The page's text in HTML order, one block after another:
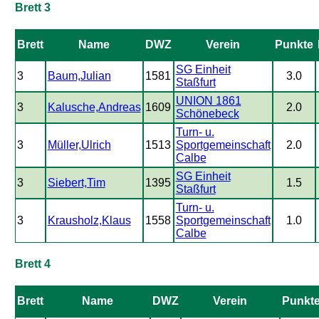
Brett 3
Brett Name DWZ Verein Punkte
3 Baum,Julian 1581
SG Einheit
Staßfurt
3.0
3 Kalusche,Andreas 1609
UNION 1861
Schönebeck
2.0
3 Müller,Ulrich 1513
Turn- u.
Sportgemeinschaft
Calbe
2.0
3 Siebert,Tim 1395
SG Einheit
Staßfurt
1.5
3 Krausholz,Klaus 1558
Turn- u.
Sportgemeinschaft
Calbe
1.0
Brett 4
Brett Name DWZ Verein